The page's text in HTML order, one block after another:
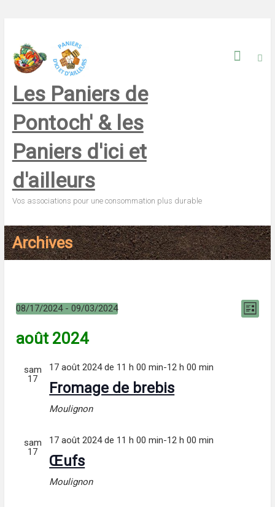
content
Les Paniers de
Pontoch' & les
Paniers d'ici et
d'ailleurs
Vos associations pour une consommation plus durable
Archives
Liste
08/17/2024 - 09/03/2024
date.
août 2024
sam
17
17 août 2024 de 11 h 00 min-12 h 00 min
Fromage de brebis
Moulignon
sam
17
17 août 2024 de 11 h 00 min-12 h 00 min
Œufs
Moulignon